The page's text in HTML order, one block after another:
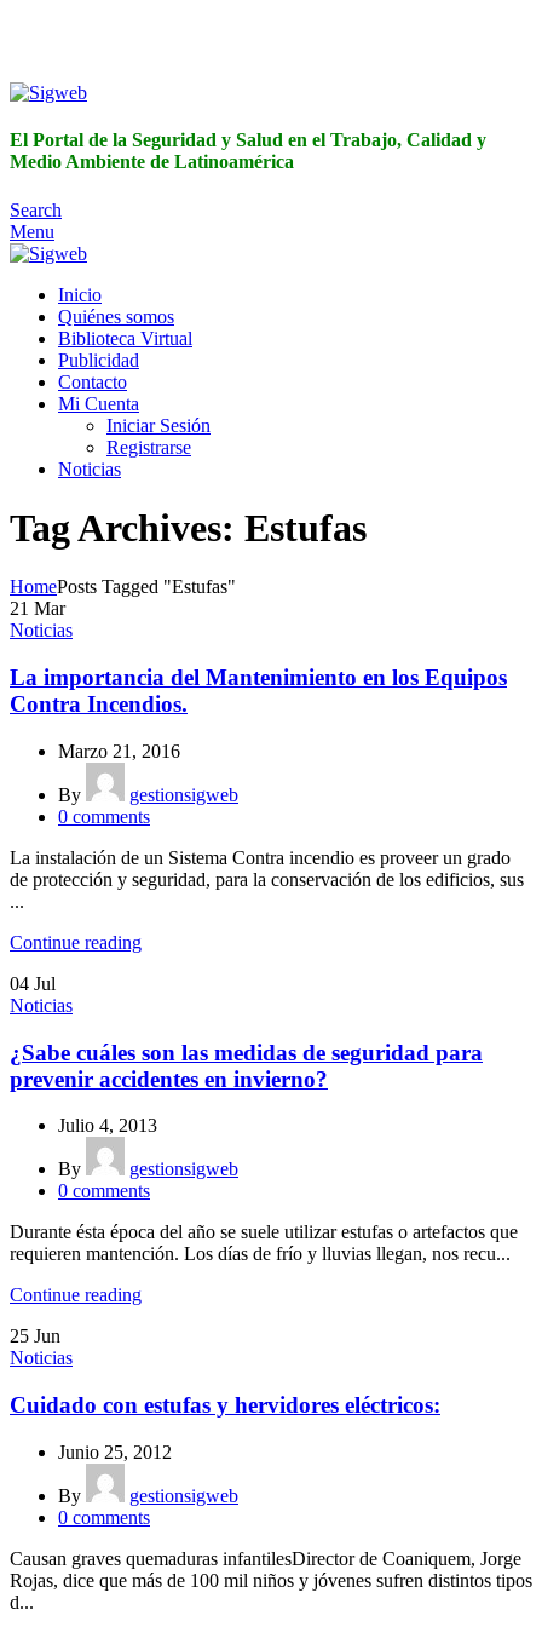
El Portal de la Seguridad y Salud en el Trabajo, Calidad y
Medio Ambiente de Latinoamérica
Search
Menu
Inicio
Quiénes somos
Biblioteca Virtual
Publicidad
Contacto
Mi Cuenta
Iniciar Sesión
Registrarse
Noticias
Tag Archives: Estufas
HomePosts Tagged "Estufas"
21 Mar
Noticias
La importancia del Mantenimiento en los Equipos
Contra Incendios.
Marzo 21, 2016
By
gestionsigweb
0 comments
La instalación de un Sistema Contra incendio es proveer un grado
de protección y seguridad, para la conservación de los edificios, sus
...
Continue reading
04 Jul
Noticias
¿Sabe cuáles son las medidas de seguridad para
prevenir accidentes en invierno?
Julio 4, 2013
By
gestionsigweb
0 comments
Durante ésta época del año se suele utilizar estufas o artefactos que
requieren mantención. Los días de frío y lluvias llegan, nos recu...
Continue reading
25 Jun
Noticias
Cuidado con estufas y hervidores eléctricos:
Junio 25, 2012
By
gestionsigweb
0 comments
Causan graves quemaduras infantilesDirector de Coaniquem, Jorge
Rojas, dice que más de 100 mil niños y jóvenes sufren distintos tipos
d...